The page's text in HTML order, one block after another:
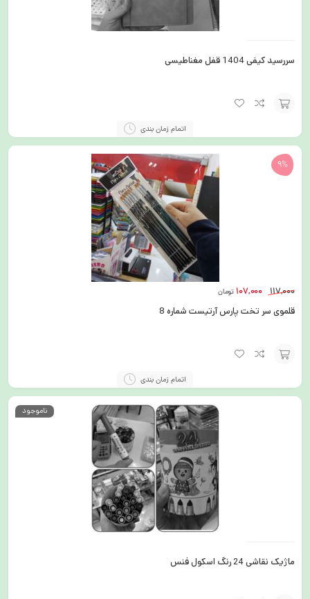
سررسید کیفی 1404 قفل مغناطیسی
گزینه
اتمام زمان بندی
9%
117,000
107,000 تومان
قلموی سر تخت پارس آرتیست شماره 8
به
اتمام زمان بندی
ناموجود
ماژیک نقاشی 24 رنگ اسکول فنس